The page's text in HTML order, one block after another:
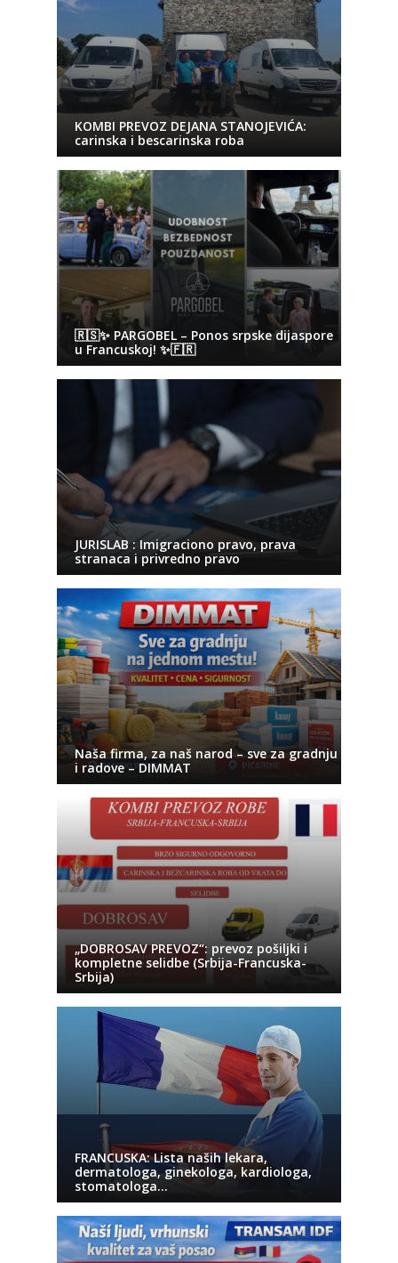
KOMBI PREVOZ DEJANA STANOJEVIĆA:
carinska i bescarinska roba
🇷🇸✨ PARGOBEL – Ponos srpske dijaspore
u Francuskoj! ✨🇫🇷
JURISLAB : Imigraciono pravo, prava
stranaca i privredno pravo
Naša firma, za naš narod – sve za gradnju
i radove – DIMMAT
„DOBROSAV PREVOZ“: prevoz pošiljki i
kompletne selidbe (Srbija-Francuska-
Srbija)
FRANCUSKA: Lista naših lekara,
dermatologa, ginekologa, kardiologa,
stomatologa…